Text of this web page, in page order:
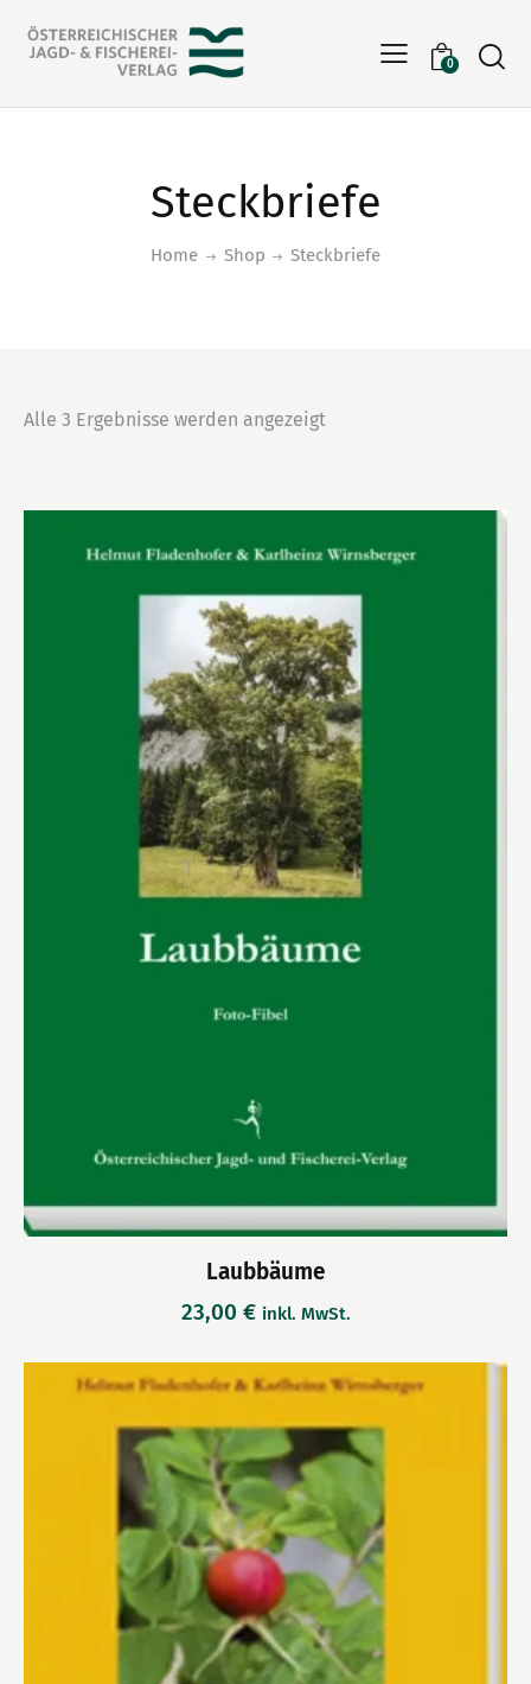
0
Steckbriefe
Home Shop Steckbriefe
Alle 3 Ergebnisse werden angezeigt
Laubbäume
23,00 € inkl. MwSt.